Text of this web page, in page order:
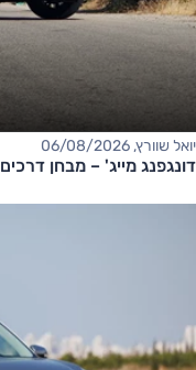
יואל שוורץ, 06/08/2026
דונגפנג מייג' – מבחן דרכים